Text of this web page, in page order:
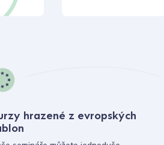
hrazené z evropských